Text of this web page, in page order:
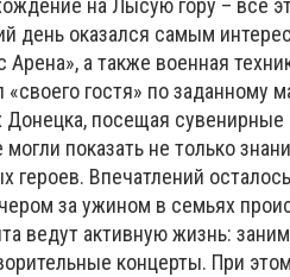
на Лысую гору – все
день оказался самым
а также военная
гостя» по заданному
посещая сувенирные
показать не только
героев. Впечатлений
за ужином в семьях
ведут активную жизнь:
концерты. При